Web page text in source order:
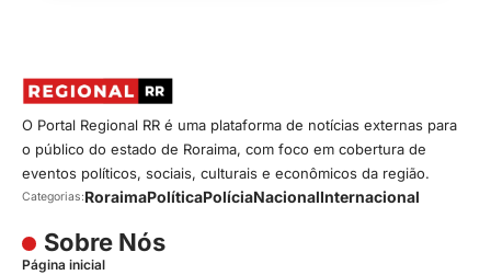
O Portal Regional RR é uma plataforma de notícias externas para
o público do estado de Roraima, com foco em cobertura de
eventos políticos, sociais, culturais e econômicos da região.
Categorias:RoraimaPolíticaPolíciaNacionalInternacional
Sobre Nós
Página inicial